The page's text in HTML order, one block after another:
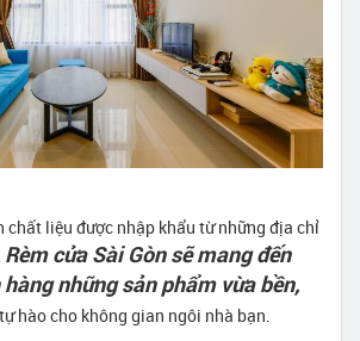
chất liệu được nhập khẩu từ những địa chỉ
Rèm cửa Sài Gòn sẽ mang đến
những sản phẩm vừa bền,
hào cho không gian ngôi nhà bạn.